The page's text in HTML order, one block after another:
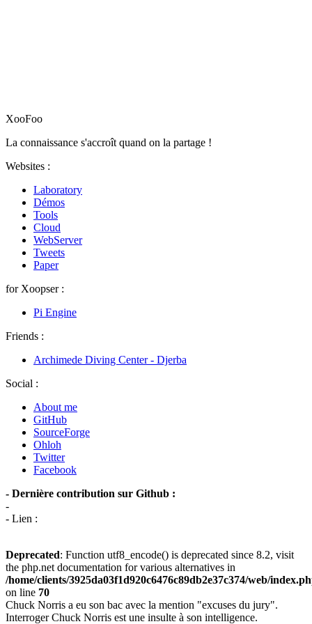
XooFoo
La connaissance s'accroît quand on la partage !
Websites :
Laboratory
Démos
Tools
Cloud
WebServer
Tweets
Paper
for Xoopser :
Pi Engine
Friends :
Archimede Diving Center - Djerba
Social :
About me
GitHub
SourceForge
Ohloh
Twitter
Facebook
- Dernière contribution sur Github :
-
- Lien :
Deprecated: Function utf8_encode() is deprecated since 8.2, visit
the php.net documentation for various alternatives in
/home/clients/3925da03f1d920c6476c89db2e37c374/web/
on line 70
Chuck Norris a eu son bac avec la mention "excuses du jury".
Interroger Chuck Norris est une insulte à son intelligence.